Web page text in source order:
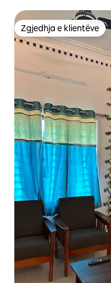
Zgjedhja e klientëve
Zgjedhja e klientëve